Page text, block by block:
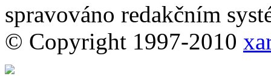
spravováno redakčním
© Copyright 1997-2010